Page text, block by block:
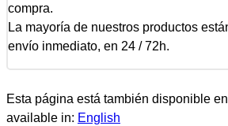
compra.
La mayoría de nuestros productos
envío inmediato, en 24 / 72h.
Esta página está también disponible
available in: English